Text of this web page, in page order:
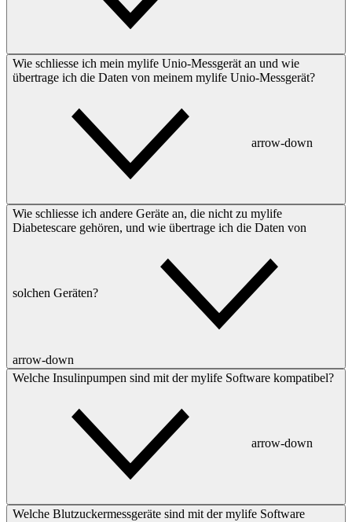
Wie schliesse ich mein mylife Unio-Messgerät an und wie
übertrage ich die Daten von meinem mylife Unio-Messgerät?
arrow-down
Wie schliesse ich andere Geräte an, die nicht zu mylife
Diabetescare gehören, und wie übertrage ich die Daten von
solchen Geräten?
arrow-down
Welche Insulinpumpen sind mit der mylife Software kompatibel?
arrow-down
Welche Blutzuckermessgeräte sind mit der mylife Software